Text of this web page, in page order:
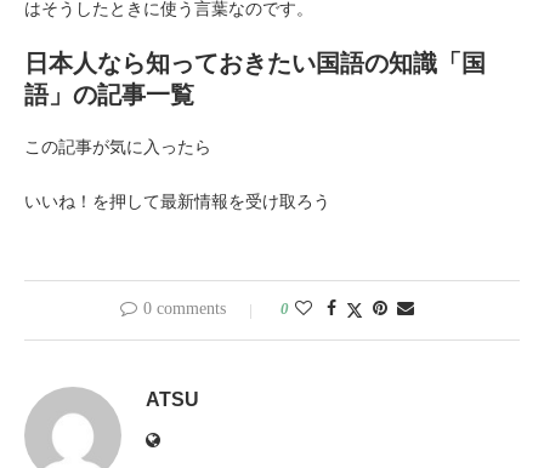
はそうしたときに使う言葉なのです。
日本人なら知っておきたい国語の知識「国
語」の記事一覧
この記事が気に入ったら
いいね！を押して最新情報を受け取ろう
0 comments 0
ATSU